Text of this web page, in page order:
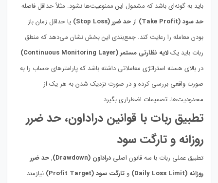
باید به گونه‌ای باشد که مشمول این ممنوعیت‌ها نشود. مثلاً حداقل فاصله
حد سود (Take Profit)
از حد ضرر (Stop Loss)
یا حداقل زمان باز
بودن معامله را رعایت کند. جمع‌بندی این بخش نشان می‌دهد که منطق
ربات باید یکلایه نظارتی مستمر (Continuous Monitoring Layer)
در بالای هسته استراتژی معاملاتی داشته باشد که پارامترهای حساب را به
صورت واقعی بررسی کرده و در صورت نزدیک شدن به هر یک از
محدودیت‌ها، تصمیمات اضطراری بگیرد.
تطبیق ربات با قوانین دراداون، حد ضرر
روزانه و تارگت سود
تطبیق عملی ربات با سه قانون اصلی دراداون (Drawdown) ,حد ضرر
روزانه (Daily Loss Limit)
و تارگت سود (Profit Target)
نیازمند